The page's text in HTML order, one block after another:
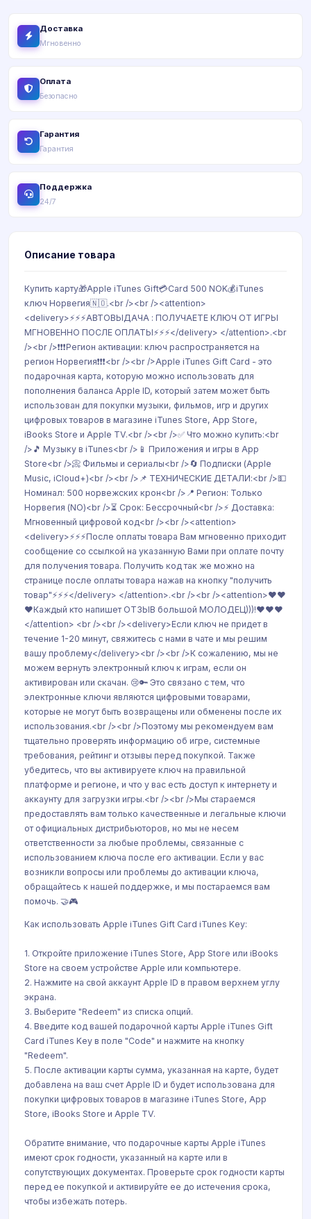
Доставка
Мгновенно
Оплата
Безопасно
Гарантия
Гарантия
Поддержка
24/7
Описание товара
Купить карту🎁Apple iTunes Gift💳Card 500 NOK💰iTunes
ключ Норвегия🇳🇴.<br /><br /><attention>
<delivery>⚡⚡⚡АВТОВЫДАЧА : ПОЛУЧАЕТЕ КЛЮЧ ОТ ИГРЫ
МГНОВЕННО ПОСЛЕ ОПЛАТЫ⚡⚡⚡</delivery> </attention>.<br
/><br />❗❗❗Регион активации: ключ распространяется на
регион Норвегия❗❗❗<br /><br />Apple iTunes Gift Card - это
подарочная карта, которую можно использовать для
пополнения баланса Apple ID, который затем может быть
использован для покупки музыки, фильмов, игр и других
цифровых товаров в магазине iTunes Store, App Store,
iBooks Store и Apple TV.<br /><br />✅ Что можно купить:<br
/>🎵 Музыку в iTunes<br />📱 Приложения и игры в App
Store<br />📀 Фильмы и сериалы<br />🔄 Подписки (Apple
Music, iCloud+)<br /><br />📌 ТЕХНИЧЕСКИЕ ДЕТАЛИ:<br />💵
Номинал: 500 норвежских крон<br />📍 Регион: Только
Норвегия (NO)<br />⏳ Срок: Бессрочный<br />⚡ Доставка:
Мгновенный цифровой код<br /><br /><attention>
<delivery>⚡⚡⚡После оплаты товара Вам мгновенно приходит
сообщение со ссылкой на указанную Вами при оплате почту
для получения товара. Получить код так же можно на
странице после оплаты товара нажав на кнопку "получить
товар"⚡⚡⚡</delivery> </attention>.<br /><br /><attention>❤️❤️
❤️Каждый кто напишет ОТЗЫВ большой МОЛОДЕЦ)))!❤️❤️❤️
</attention> <br /><br /><delivery>Если ключ не придет в
течение 1-20 минут, свяжитесь с нами в чате и мы решим
вашу проблему</delivery><br /><br />К сожалению, мы не
можем вернуть электронный ключ к играм, если он
активирован или скачан. 😢🔑 Это связано с тем, что
электронные ключи являются цифровыми товарами,
которые не могут быть возвращены или обменены после их
использования.<br /><br />Поэтому мы рекомендуем вам
тщательно проверять информацию об игре, системные
требования, рейтинг и отзывы перед покупкой. Также
убедитесь, что вы активируете ключ на правильной
платформе и регионе, и что у вас есть доступ к интернету и
аккаунту для загрузки игры.<br /><br />Мы стараемся
предоставлять вам только качественные и легальные ключи
от официальных дистрибьюторов, но мы не несем
ответственности за любые проблемы, связанные с
использованием ключа после его активации. Если у вас
возникли вопросы или проблемы до активации ключа,
обращайтесь к нашей поддержке, и мы постараемся вам
помочь. 🤝🎮
Как использовать Apple iTunes Gift Card iTunes Key:
1. Откройте приложение iTunes Store, App Store или iBooks
Store на своем устройстве Apple или компьютере.
2. Нажмите на свой аккаунт Apple ID в правом верхнем углу
экрана.
3. Выберите "Redeem" из списка опций.
4. Введите код вашей подарочной карты Apple iTunes Gift
Card iTunes Key в поле "Code" и нажмите на кнопку
"Redeem".
5. После активации карты сумма, указанная на карте, будет
добавлена на ваш счет Apple ID и будет использована для
покупки цифровых товаров в магазине iTunes Store, App
Store, iBooks Store и Apple TV.
Обратите внимание, что подарочные карты Apple iTunes
имеют срок годности, указанный на карте или в
сопутствующих документах. Проверьте срок годности карты
перед ее покупкой и активируйте ее до истечения срока,
чтобы избежать потерь.